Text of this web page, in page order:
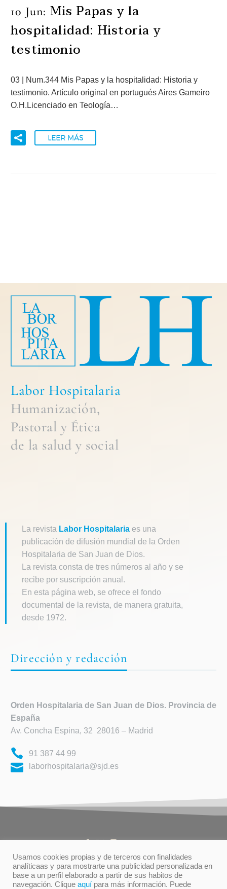
10 Jun: Mis Papas y la
hospitalidad: Historia y
testimonio
03 | Num.344 Mis Papas y la hospitalidad: Historia y
testimonio. Artículo original en portugués Aires Gameiro
O.H.Licenciado en Teología…
LEER MÁS
Labor Hospitalaria
Humanización,
Pastoral y Ética
de la salud y social
La revista Labor Hospitalaria es una
publicación de difusión mundial de la Orden
Hospitalaria de San Juan de Dios.
La revista consta de tres números al año y se
recibe por suscripción anual.
En esta página web, se ofrece el fondo
documental de la revista, de manera gratuita,
desde 1972.
Dirección y redacción
Orden Hospitalaria de San Juan de Dios. Provincia de
España
Av. Concha Espina, 32 28016 – Madrid
91 387 44 99
laborhospitalaria@sjd.es
TÉRMINOS DE USO
PRIVACIDAD
Usamos cookies propias y de terceros con finalidades
analíticaas y para mostrarte una publicidad personalizada en
base a un perfil elaborado a partir de sus habitos de
navegación. Clique aquí para más información. Puede